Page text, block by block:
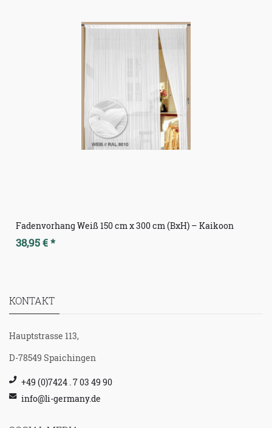
Fadenvorhang Weiß 150 cm x 300 cm (BxH) – Kaikoon
38,95 € *
KONTAKT
Hauptstrasse 113,
D-78549 Spaichingen
+49 (0)7424 . 7 03 49 90
info@li-germany.de